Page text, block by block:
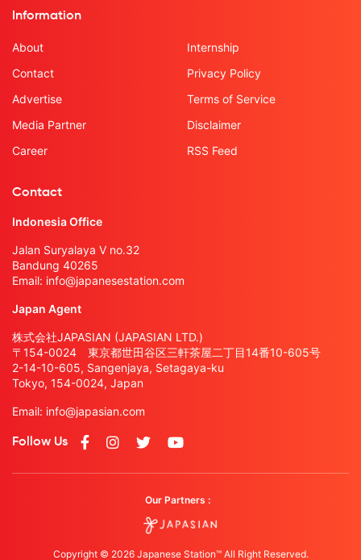
Information
About
Contact
Advertise
Media Partner
Career
Internship
Privacy Policy
Terms of Service
Disclaimer
RSS Feed
Contact
Indonesia Office
Jalan Suryalaya V no.32
Bandung 40265
Email: info@japanesestation.com
Japan Agent
株式会社JAPASIAN (JAPASIAN LTD.)
〒154-0024 東京都世田谷区三軒茶屋二丁目14番10-605号
2-14-10-605, Sangenjaya, Setagaya-ku
Tokyo, 154-0024, Japan
Email: info@japasian.com
Follow Us
Our Partners :
Copyright © 2026 Japanese Station™ All Right Reserved.